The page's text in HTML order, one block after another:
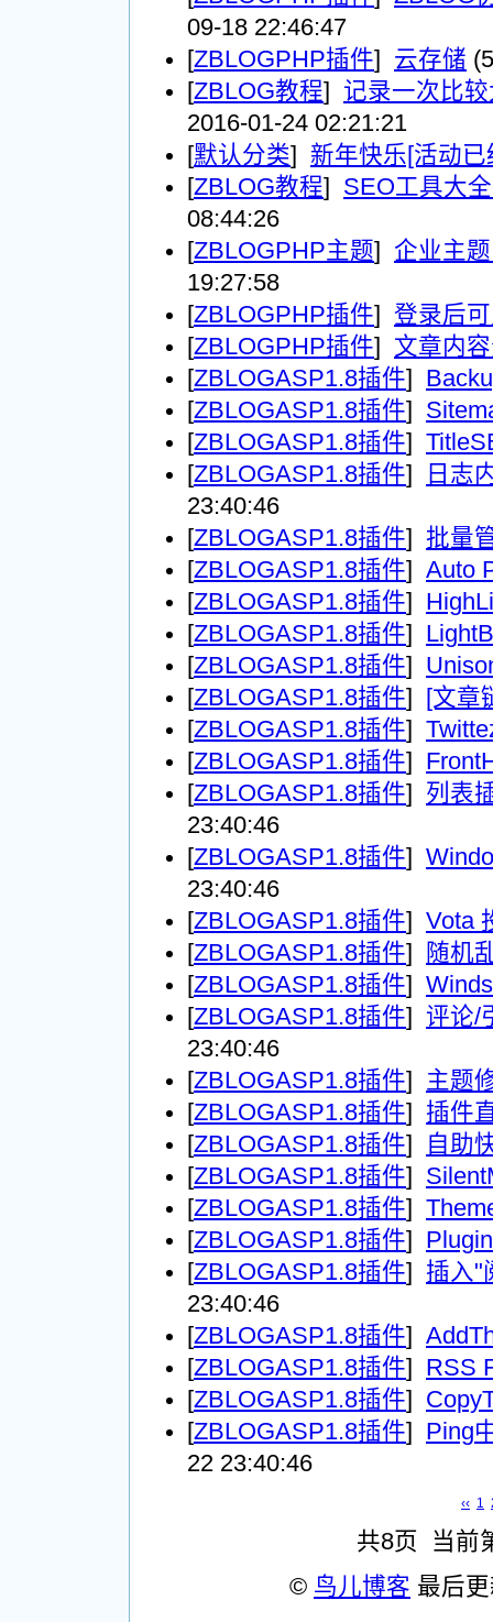
09-18 22:46:47
[ZBLOGPHP插件] 云存储
[ZBLOG教程] 记录一次比
2016-01-24 02:21:21
[默认分类] 新年快乐[活动已
[ZBLOG教程] SEO工具大
08:44:26
[ZBLOGPHP主题] 企业主
19:27:58
[ZBLOGPHP插件] 登录后
[ZBLOGPHP插件] 文章内
[ZBLOGASP1.8插件]
[ZBLOGASP1.8插件]
[ZBLOGASP1.8插件]
[ZBLOGASP1.8插件]
日志
23:40:46
[ZBLOGASP1.8插件] 批量
[ZBLOGASP1.8插件] Auto
[ZBLOGASP1.8插件]
[ZBLOGASP1.8插件]
[ZBLOGASP1.8插件]
[ZBLOGASP1.8插件]
[文章
[ZBLOGASP1.8插件]
[ZBLOGASP1.8插件]
[ZBLOGASP1.8插件] 列表
23:40:46
[ZBLOGASP1.8插件]
23:40:46
[ZBLOGASP1.8插件] Vota
[ZBLOGASP1.8插件]
随机
[ZBLOGASP1.8插件]
[ZBLOGASP1.8插件] 评论/
23:40:46
[ZBLOGASP1.8插件] 主题
[ZBLOGASP1.8插件] 插件
[ZBLOGASP1.8插件]
自助
[ZBLOGASP1.8插件]
[ZBLOGASP1.8插件]
[ZBLOGASP1.8插件]
[ZBLOGASP1.8插件] 插入"
23:40:46
[ZBLOGASP1.8插件]
[ZBLOGASP1.8插件] RSS
[ZBLOGASP1.8插件]
[ZBLOGASP1.8插件] Ping
22 23:40:46
‹‹ 1
共8页 当前
© 鸟儿博客 最后